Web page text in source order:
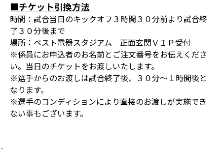
■チケット引換方法
時間：試合当日のキックオフ３時間３０分前より試合終
了３０分後まで
場所：ベスト電器スタジアム 正面玄関ＶＩＰ受付
※係員にお申込者のお名前とご注文番号をお伝えくださ
い。当日のチケットをお渡しいたします。
※選手からのお渡しは試合終了後、３０分～１時間後と
なります。
※選手のコンディションにより直接のお渡しが実施でき
ない事もございます。